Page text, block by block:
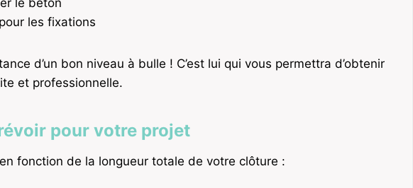
les fixations
d’un bon niveau à bulle ! C’est lui qui vous permettra d’obtenir
et professionnelle.
pour votre projet
fonction de la longueur totale de votre clôture :